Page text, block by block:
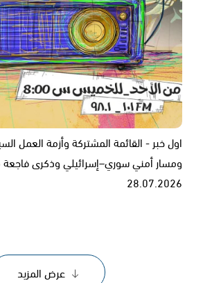
اول خبر - القائمة المشتركة وأزمة العمل
ومسار أمني سوري–إسرائيلي وذكرى
28.07.2026
عرض المزيد